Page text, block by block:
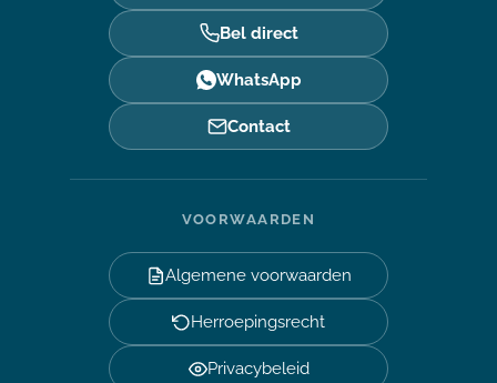
Bel direct
WhatsApp
Contact
VOORWAARDEN
Algemene voorwaarden
Herroepingsrecht
Privacybeleid